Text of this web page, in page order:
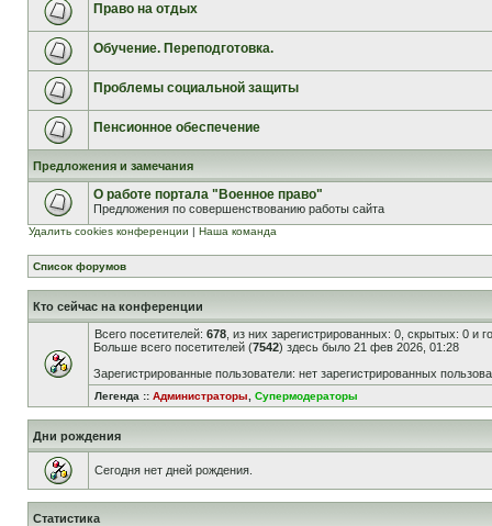
Право на отдых
Обучение. Переподготовка.
Проблемы социальной защиты
Пенсионное обеспечение
Предложения и замечания
О работе портала "Военное право"
Предложения по совершенствованию работы сайта
Удалить cookies конференции | Наша команда
Список форумов
Кто сейчас на конференции
Всего посетителей: 678 , из них зарегистрированных: 0, скрытых: 0 и
Больше всего посетителей (7542) здесь было 21 фев 2026, 01:28
Зарегистрированные пользователи: нет зарегистрированных
Легенда :: Администраторы Супермодераторы
Дни рождения
Сегодня нет дней рождения.
Статистика